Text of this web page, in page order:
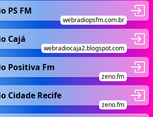
PS FM
webradiopsfm.com.br
Cajá
webradiocaja2.blogspot.com
Positiva Fm
zeno.fm
Cidade Recife
zeno.fm